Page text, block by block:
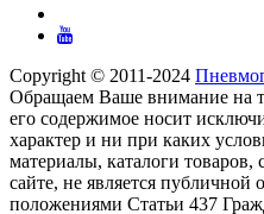
Copyright © 2011-2024
Обращаем Ваше внимание на
его содержимое носит
характер и ни при каких
материалы, каталоги
сайте, не является публичной
положениями Статьи 437